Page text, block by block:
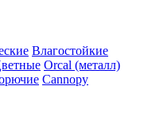
Влагостойкие
Orcal (металл)
Cannopy